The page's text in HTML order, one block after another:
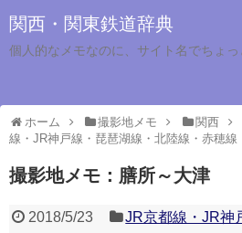
関西・関東鉄道辞典
個人的なメモなのに、サイト名でちょ
ホーム 撮影地メモ 関西
線・JR神戸線・琵琶湖線・北陸線・赤穂線
撮影地メモ：膳所～大津
2018/5/23
JR京都線・JR神